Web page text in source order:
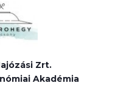
Zrt.
Akadémia